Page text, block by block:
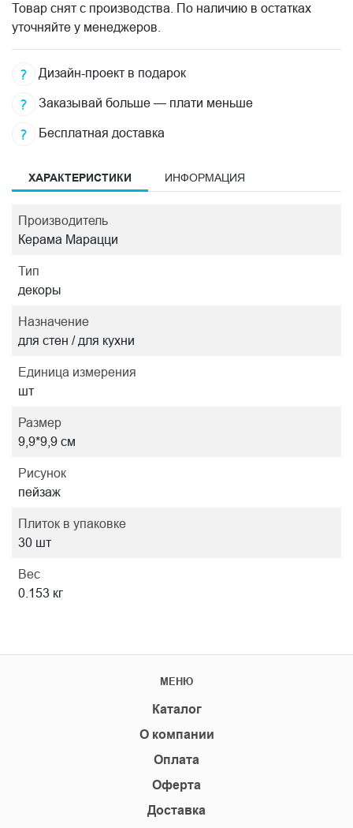
Товар снят с производства. По наличию в остатках
уточняйте у менеджеров.
Дизайн-проект в подарок
Заказывай больше — плати меньше
Бесплатная доставка
ХАРАКТЕРИСТИКИ ИНФОРМАЦИЯ
Производитель
Керама Марацци
Тип
декоры
Назначение
для стен / для кухни
Единица измерения
шт
Размер
9,9*9,9 см
Рисунок
пейзаж
Плиток в упаковке
30 шт
Вес
0.153 кг
МЕНЮ
Каталог
О компании
Оплата
Оферта
Доставка